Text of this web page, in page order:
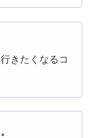
きたくなるコ